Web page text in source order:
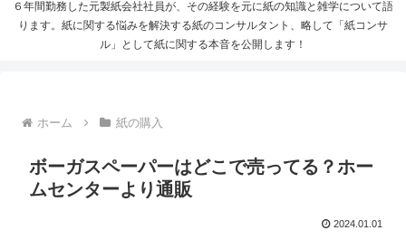
６年間勤務した元製紙会社社員が、その経験を元に紙の知識と雑学について語
ります。紙に関する悩みを解決する紙のコンサルタント、略して「紙コンサ
ル」として紙に関する本音を公開します！
ホーム 紙の購入
ボーガスペーパーはどこで売ってる？ホー
ムセンターより通販
2024.01.01